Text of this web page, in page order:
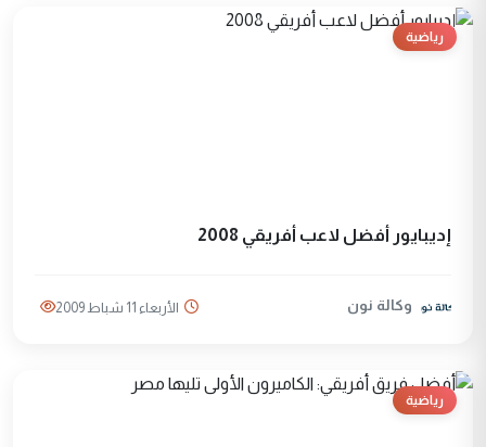
رياضية
إديبايور أفضل لاعب أفريقي 2008
وكالة نون الأربعاء 11 شباط 2009
رياضية